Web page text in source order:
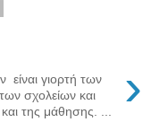
›
γιορτή των
σχολείων και
της μάθησης. ...